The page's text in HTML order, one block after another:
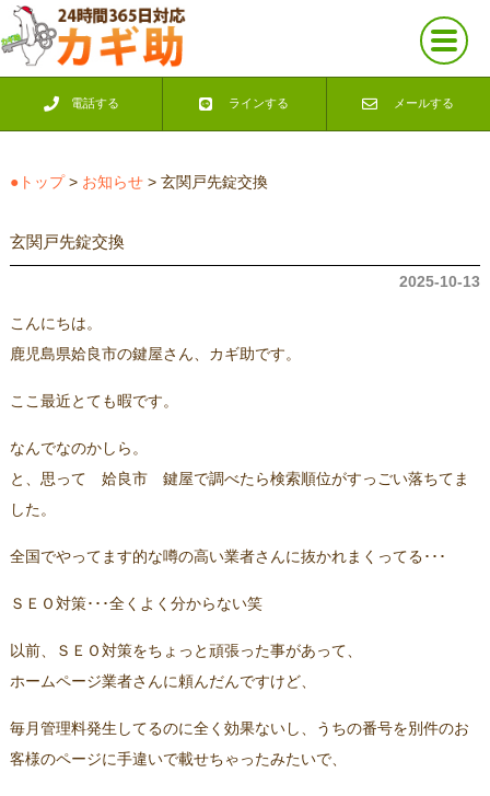
電話する ラインする メールする
●トップ> お知らせ> 玄関戸先錠交換
玄関戸先錠交換
2025-10-13
こんにちは。
鹿児島県姶良市の鍵屋さん、カギ助です。
ここ最近とても暇です。
なんでなのかしら。
と、思って 姶良市 鍵屋で調べたら検索順位がすっごい落ちてま
した。
全国でやってます的な噂の高い業者さんに抜かれまくってる･･･
ＳＥＯ対策･･･全くよく分からない笑
以前、ＳＥＯ対策をちょっと頑張った事があって、
ホームページ業者さんに頼んだんですけど、
毎月管理料発生してるのに全く効果ないし、うちの番号を別件のお
客様のページに手違いで載せちゃったみたいで、